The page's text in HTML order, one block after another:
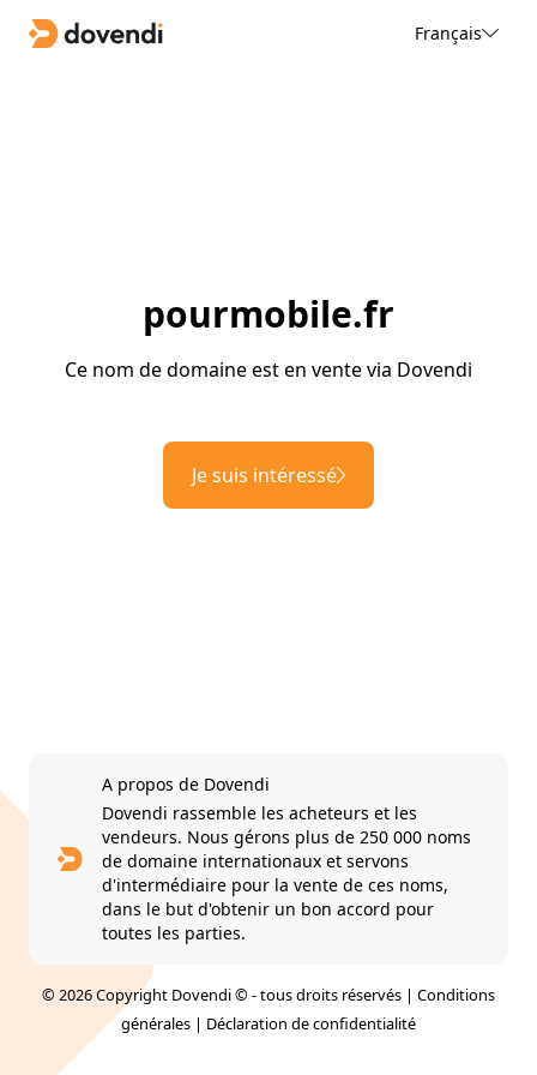
Français
pourmobile.fr
Ce nom de domaine est en vente via Dovendi
Je suis intéressé
A propos de Dovendi
Dovendi rassemble les acheteurs et les
vendeurs. Nous gérons plus de 250 000 noms
de domaine internationaux et servons
d'intermédiaire pour la vente de ces noms,
dans le but d'obtenir un bon accord pour
toutes les parties.
© 2026 Copyright Dovendi © - tous droits réservés | Conditions
générales | Déclaration de confidentialité